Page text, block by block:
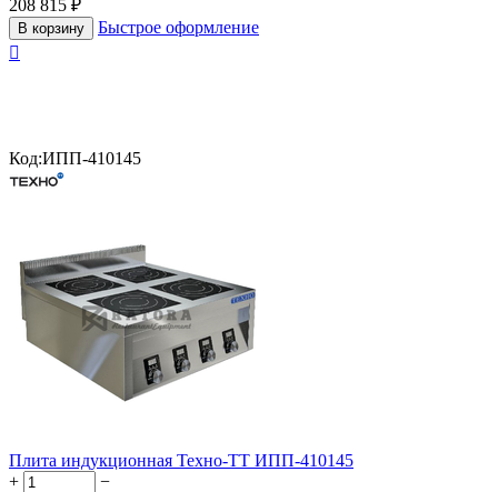
208 815 ₽
В корзину
Быстрое оформление

Код:ИПП-410145
Плита индукционная Техно-ТТ ИПП-410145
+
−